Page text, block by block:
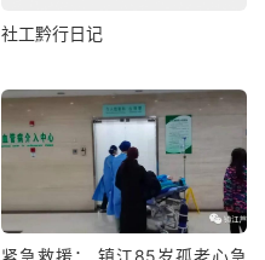
社工黔行日记